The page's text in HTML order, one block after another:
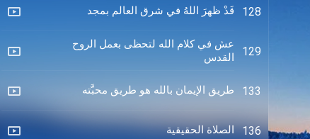
128 قَدْ ظهرَ اللهُ في شرقِ العالمِ بمجد
129
عش في كلام الله لتحظى بعمل الروح
القدس
133 طريق الإيمان بالله هو طريق محبَّته
136 الصلاة الحقيقية